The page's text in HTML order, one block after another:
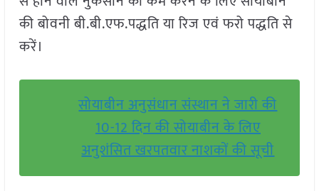
की बोवनी बी.बी.एफ.पद्धति या रिज एवं फरो पद्धति से
करें।
सोयाबीन अनुसंधान संस्थान ने जारी की
10-12 दिन की सोयाबीन के लिए
अनुशंसित खरपतवार नाशकों की सूची